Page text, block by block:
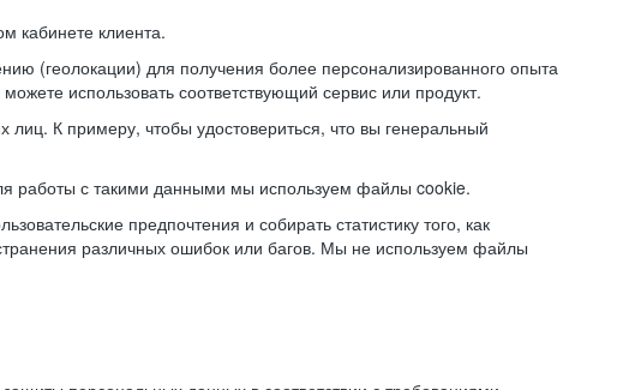
кабинете клиента.
(геолокации) для получения более персонализированного опыта
использовать соответствующий сервис или продукт.
К примеру, чтобы удостовериться, что вы генеральный
работы с такими данными мы используем файлы cookie.
предпочтения и собирать статистику того, как
различных ошибок или багов. Мы не используем файлы